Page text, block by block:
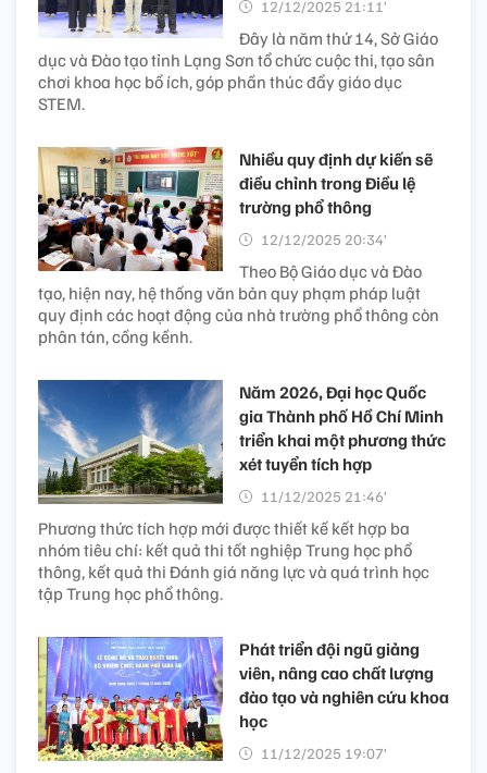
12/12/2025 21:11’
Đây là năm thứ 14, Sở Giáo
dục và Đào tạo tỉnh Lạng Sơn tổ chức cuộc thi, tạo sân
chơi khoa học bổ ích, góp phần thúc đẩy giáo dục
STEM.
Nhiều quy định dự kiến sẽ
điều chỉnh trong Điều lệ
trường phổ thông
12/12/2025 20:34’
Theo Bộ Giáo dục và Đào
tạo, hiện nay, hệ thống văn bản quy phạm pháp luật
quy định các hoạt động của nhà trường phổ thông còn
phân tán, cồng kềnh.
Năm 2026, Đại học Quốc
gia Thành phố Hồ Chí Minh
triển khai một phương thức
xét tuyển tích hợp
11/12/2025 21:46’
Phương thức tích hợp mới được thiết kế kết hợp ba
nhóm tiêu chí: kết quả thi tốt nghiệp Trung học phổ
thông, kết quả thi Đánh giá năng lực và quá trình học
tập Trung học phổ thông.
Phát triển đội ngũ giảng
viên, nâng cao chất lượng
đào tạo và nghiên cứu khoa
học
11/12/2025 19:07’